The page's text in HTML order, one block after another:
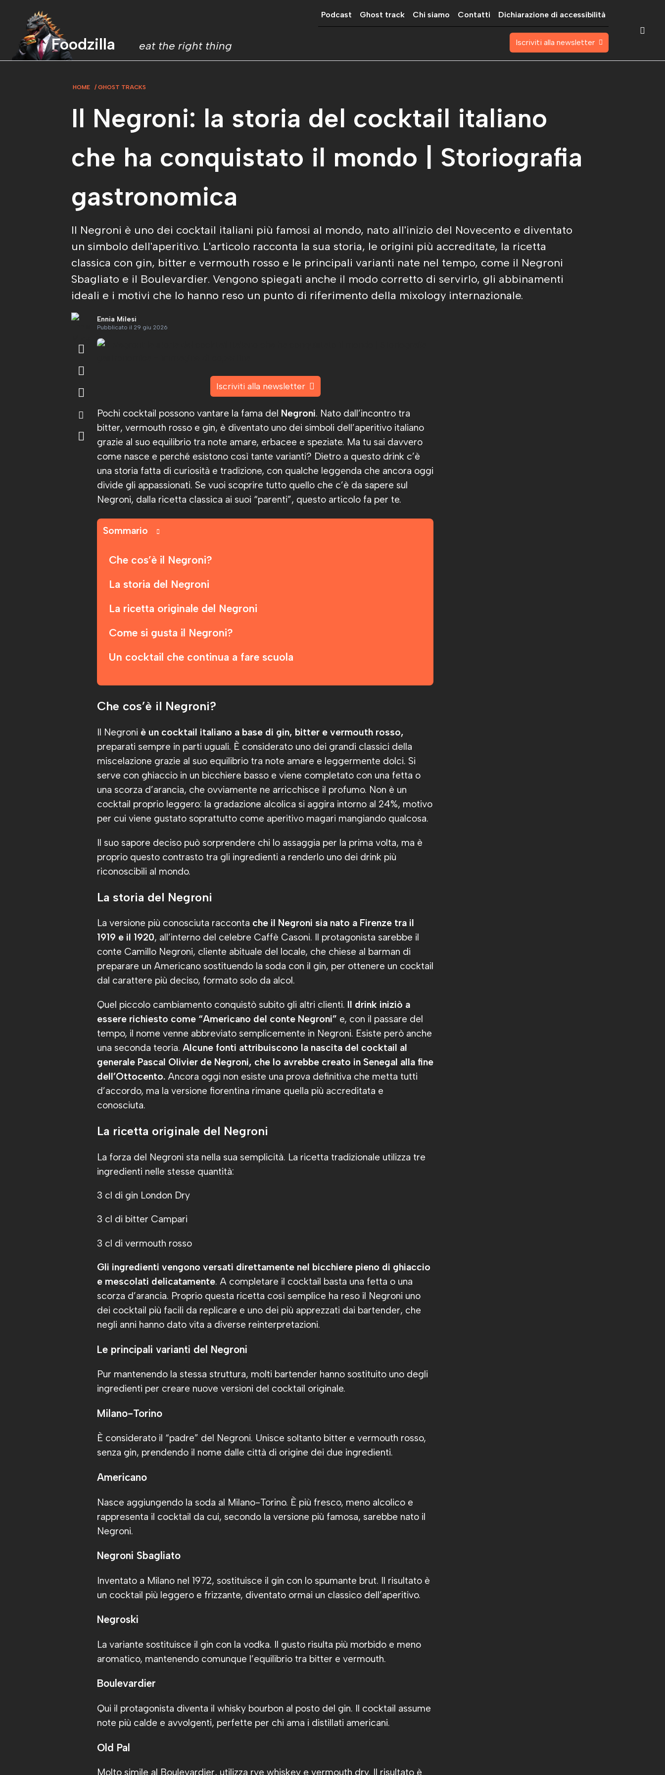
Foodzilla eat the right thing
Podcast Ghost track Chi siamo Contatti Dichiarazione di accessibilità
Iscriviti alla newsletter
HOME GHOST TRACKS
Il Negroni: la storia del cocktail italiano
che ha conquistato il mondo | Storiografia
gastronomica
Il Negroni è uno dei cocktail italiani più famosi al mondo, nato all'inizio del Novecento e diventato
un simbolo dell'aperitivo. L'articolo racconta la sua storia, le origini più accreditate, la ricetta
classica con gin, bitter e vermouth rosso e le principali varianti nate nel tempo, come il Negroni
Sbagliato e il Boulevardier. Vengono spiegati anche il modo corretto di servirlo, gli abbinamenti
ideali e i motivi che lo hanno reso un punto di riferimento della mixology internazionale.
Ennia Milesi
Pubblicato il 29 giu 2026
Iscriviti alla newsletter
Pochi cocktail possono vantare la fama del Negroni. Nato dall’incontro tra
bitter, vermouth rosso e gin, è diventato uno dei simboli dell’aperitivo italiano
grazie al suo equilibrio tra note amare, erbacee e speziate. Ma tu sai davvero
come nasce e perché esistono così tante varianti? Dietro a questo drink c’è
una storia fatta di curiosità e tradizione, con qualche leggenda che ancora oggi
divide gli appassionati. Se vuoi scoprire tutto quello che c’è da sapere sul
Negroni, dalla ricetta classica ai suoi “parenti”, questo articolo fa per te.
Sommario
Che cos’è il Negroni?
La storia del Negroni
La ricetta originale del Negroni
Come si gusta il Negroni?
Un cocktail che continua a fare scuola
Che cos’è il Negroni?
Il Negroni è un cocktail italiano a base di gin, bitter e vermouth rosso,
preparati sempre in parti uguali. È considerato uno dei grandi classici della
miscelazione grazie al suo equilibrio tra note amare e leggermente dolci. Si
serve con ghiaccio in un bicchiere basso e viene completato con una fetta o
una scorza d’arancia, che ovviamente ne arricchisce il profumo. Non è un
cocktail proprio leggero: la gradazione alcolica si aggira intorno al 24%, motivo
per cui viene gustato soprattutto come aperitivo magari mangiando qualcosa.
Il suo sapore deciso può sorprendere chi lo assaggia per la prima volta, ma è
proprio questo contrasto tra gli ingredienti a renderlo uno dei drink più
riconoscibili al mondo.
La storia del Negroni
La versione più conosciuta racconta che il Negroni sia nato a Firenze tra il
1919 e il 1920, all’interno del celebre Caffè Casoni. Il protagonista sarebbe il
conte Camillo Negroni, cliente abituale del locale, che chiese al barman di
preparare un Americano sostituendo la soda con il gin, per ottenere un cocktail
dal carattere più deciso, formato solo da alcol.
Quel piccolo cambiamento conquistò subito gli altri clienti. Il drink iniziò a
essere richiesto come “Americano del conte Negroni” e, con il passare del
tempo, il nome venne abbreviato semplicemente in Negroni. Esiste però anche
una seconda teoria. Alcune fonti attribuiscono la nascita del cocktail al
generale Pascal Olivier de Negroni, che lo avrebbe creato in Senegal alla fine
dell’Ottocento. Ancora oggi non esiste una prova definitiva che metta tutti
d’accordo, ma la versione fiorentina rimane quella più accreditata e
conosciuta.
La ricetta originale del Negroni
La forza del Negroni sta nella sua semplicità. La ricetta tradizionale utilizza tre
ingredienti nelle stesse quantità:
3 cl di gin London Dry
3 cl di bitter Campari
3 cl di vermouth rosso
Gli ingredienti vengono versati direttamente nel bicchiere pieno di ghiaccio
e mescolati delicatamente. A completare il cocktail basta una fetta o una
scorza d’arancia. Proprio questa ricetta così semplice ha reso il Negroni uno
dei cocktail più facili da replicare e uno dei più apprezzati dai bartender, che
negli anni hanno dato vita a diverse reinterpretazioni.
Le principali varianti del Negroni
Pur mantenendo la stessa struttura, molti bartender hanno sostituito uno degli
ingredienti per creare nuove versioni del cocktail originale.
Milano-Torino
È considerato il “padre” del Negroni. Unisce soltanto bitter e vermouth rosso,
senza gin, prendendo il nome dalle città di origine dei due ingredienti.
Americano
Nasce aggiungendo la soda al Milano-Torino. È più fresco, meno alcolico e
rappresenta il cocktail da cui, secondo la versione più famosa, sarebbe nato il
Negroni.
Negroni Sbagliato
Inventato a Milano nel 1972, sostituisce il gin con lo spumante brut. Il risultato è
un cocktail più leggero e frizzante, diventato ormai un classico dell’aperitivo.
Negroski
La variante sostituisce il gin con la vodka. Il gusto risulta più morbido e meno
aromatico, mantenendo comunque l’equilibrio tra bitter e vermouth.
Boulevardier
Qui il protagonista diventa il whisky bourbon al posto del gin. Il cocktail assume
note più calde e avvolgenti, perfette per chi ama i distillati americani.
Old Pal
Molto simile al Boulevardier, utilizza rye whiskey e vermouth dry. Il risultato è